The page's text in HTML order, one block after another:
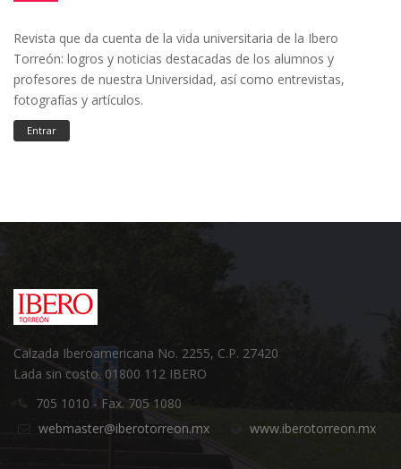
Revista que da cuenta de la vida universitaria de la Ibero
Torreón: logros y noticias destacadas de los alumnos y
profesores de nuestra Universidad, así como entrevistas,
fotografías y artículos.
Entrar
Calzada Iberoamericana No. 2255, C.P. 27420
Lada sin costo. 01800 112 IBERO
705 1010 - Fax. 705 1080
webmaster@iberotorreon.mx
www.iberotorreon.mx